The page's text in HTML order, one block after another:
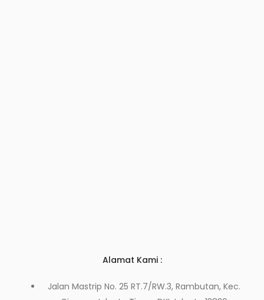
Alamat Kami :
Jalan Mastrip No. 25 RT.7/RW.3, Rambutan, Kec.